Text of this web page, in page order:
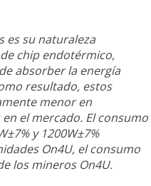
es su naturaleza
chip endotérmico,
absorber la energía
resultado, estos
menor en
el mercado. El consumo
y 1200W±7%
On4U, el consumo
los mineros On4U.